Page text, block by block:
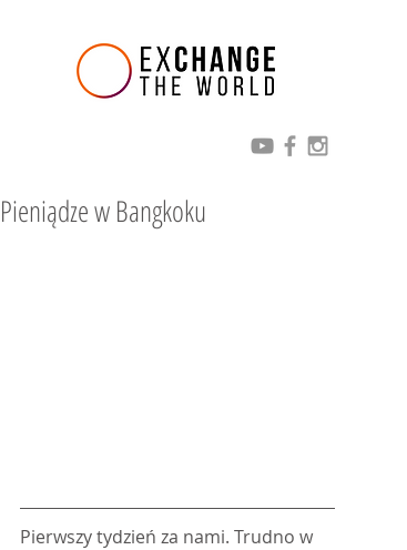
Pieniądze w Bangkoku
Pierwszy tydzień za nami. Trudno w